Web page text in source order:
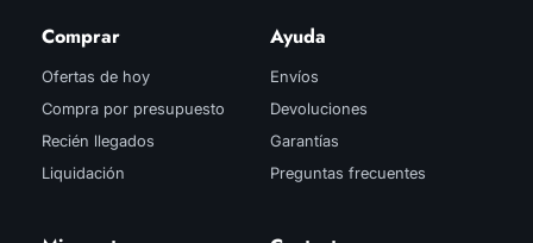
Comprar
Ofertas de hoy
Compra por presupuesto
Recién llegados
Liquidación
Ayuda
Envíos
Devoluciones
Garantías
Preguntas frecuentes